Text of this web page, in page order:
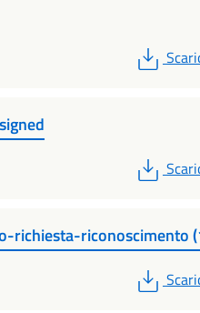
PDF
PDF
richiesta-riconoscimento
PDF